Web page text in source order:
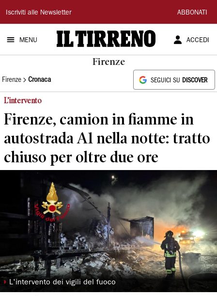
Il
Tirreno
Iscriviti alle Newsletter ABBONATI
MENU ACCEDI
Firenze
Firenze Cronaca SEGUICI SU DISCOVER
L’intervento
Firenze, camion in fiamme in
autostrada A1 nella notte: tratto
chiuso per oltre due ore
◗ L'intervento dei vigili del fuoco